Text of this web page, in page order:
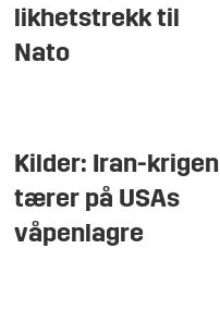
likhetstrekk til
Nato
Kilder: Iran-krigen
tærer på USAs
våpenlagre